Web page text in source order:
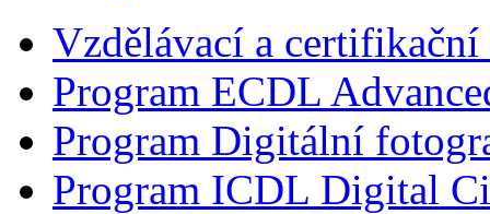
Vzdělávací a certifikační
Program ECDL
Program Digitální
Program ICDL Digital